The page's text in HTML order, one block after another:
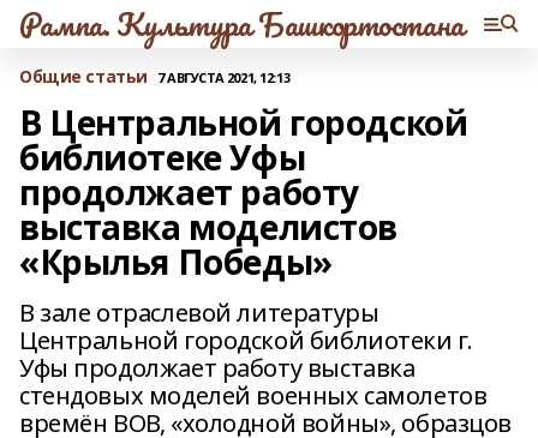
Рампа. Культура Башкортостана
Общие статьи 7 АВГУСТА 2021, 12:13
В Центральной городской
библиотеке Уфы
продолжает работу
выставка моделистов
«Крылья Победы»
В зале отраслевой литературы
Центральной городской библиотеки г.
Уфы продолжает работу выставка
стендовых моделей военных самолетов
времён ВОВ, «холодной войны», образцов